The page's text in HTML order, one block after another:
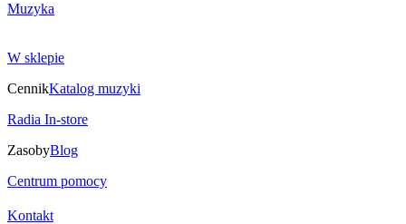
Muzyka
W sklepie
CennikKatalog muzyki
Radia In-store
ZasobyBlog
Centrum pomocy
Kontakt